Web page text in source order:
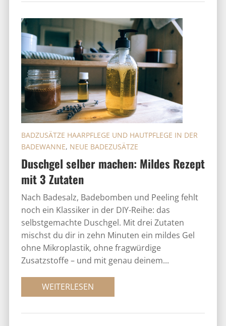
Duschgel selber machen: Mildes Rezept
mit 3 Zutaten
BADZUSÄTZE HAARPFLEGE UND HAUTPFLEGE IN DER
BADEWANNE, NEUE BADEZUSÄTZE
Nach Badesalz, Badebomben und Peeling fehlt
noch ein Klassiker in der DIY-Reihe: das
selbstgemachte Duschgel. Mit drei Zutaten
mischst du dir in zehn Minuten ein mildes Gel
ohne Mikroplastik, ohne fragwürdige
Zusatzstoffe – und mit genau deinem...
WEITERLESEN